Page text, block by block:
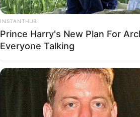
INSTANTHUB
Prince Harry's New Plan For
Everyone Talking